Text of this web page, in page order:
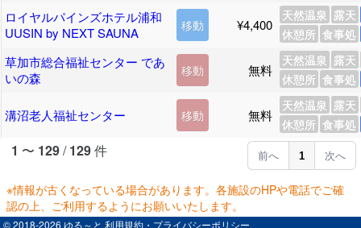
ロイヤルパインズホテル浦和
UUSIN by NEXT SAUNA
移動 ¥4,400
天然温泉 露天
休憩所 食事処
草加市総合福祉センター であ
いの森
移動 無料
天然温泉 露天
休憩所 食事処
溝沼老人福祉センター 移動 無料
天然温泉 露天
休憩所 食事処
1 〜 129/ 129件 前へ 1 次へ
※情報が古くなっている場合があります。各施設のHPや電話でご確
認の上、ご利用するようにお願いいたします。
© 2018-2026 ゆる～と 利用規約・プライバシーポリシー